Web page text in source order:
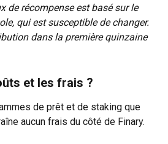
de récompense est basé sur le
qui est susceptible de changer.
dans la première quinzaine
et les frais ?
de prêt et de staking que
aucun frais du côté de Finary.